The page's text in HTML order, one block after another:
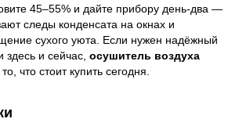
45–55% и дайте прибору день-два —
следы конденсата на окнах и
сухого уюта. Если нужен надёжный
здесь и сейчас, осушитель воздуха
что стоит купить сегодня.